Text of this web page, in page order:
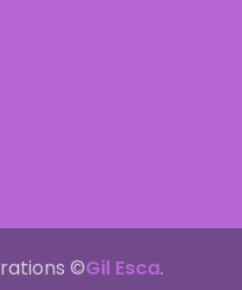
©Gil Esca.